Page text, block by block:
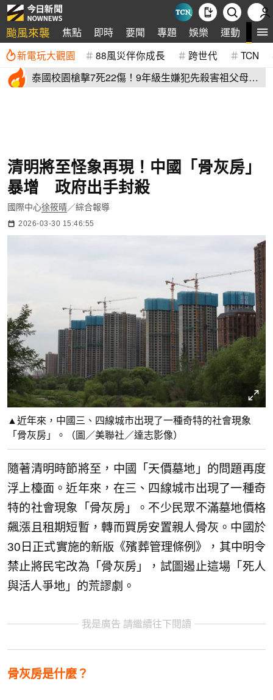
颱風來襲 焦點 即時 要聞 專題 娛樂 運動 全
新電玩大觀園 88風災伴你成長 跨世代 TCN
泰國校園槍擊7死22傷！9年級生嫌犯先殺害祖父母再
清明將至怪象再現！中國「骨灰房」
暴增 政府出手封殺
國際中心徐筱晴／綜合報導
2026-03-30 15:46:55
▲近年來，中國三、四線城市出現了一種奇特的社會現象
「骨灰房」。（圖／美聯社／達志影像）
隨著清明時節將至，中國「天價墓地」的問題再度
浮上檯面。近年來，在三、四線城市出現了一種奇
特的社會現象「骨灰房」。不少民眾不滿墓地價格
飆漲且租期短暫，轉而買房安置親人骨灰。中國於
30日正式實施的新版《殯葬管理條例》，其中明令
禁止將民宅改為「骨灰房」，試圖遏止這場「死人
與活人爭地」的荒謬劇。
我是廣告 請繼續往下閱讀
骨灰房是什麼？